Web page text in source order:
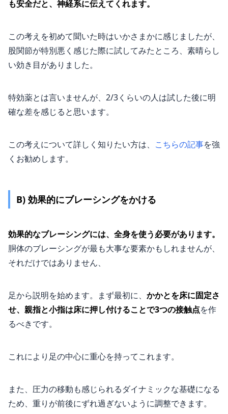
も安全だと、神経系に伝えてくれます。
この考えを初めて聞いた時はいかさまかに感じましたが、
股関節が特別悪く感じた際に試してみたところ、素晴らし
い効き目がありました。
特効薬とは言いませんが、2/3くらいの人は試した後に明
確な差を感じると思います。
この考えについて詳しく知りたい方は、 こちらの記事を強
くお勧めします。
B) 効果的にブレーシングをかける
効果的なブレーシングには、全身を使う必要があります。
胴体のブレーシングが最も大事な要素かもしれませんが、
それだけではありません、
足から説明を始めます。まず最初に、 かかとを床に固定さ
せ、親指と小指は床に押し付けることで3つの接触点を作
るべきです。
これにより足の中心に重心を持ってこれます。
また、圧力の移動も感じられるダイナミックな基礎になる
ため、重りが前後にずれ過ぎないように調整できます。